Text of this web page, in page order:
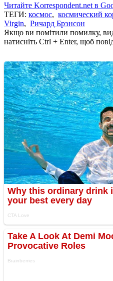
Читайте Korrespondent.net в
ТЕГИ: космос, космический
Virgin, Ричард Брэнсон
Якщо ви помітили помилку,
натисніть Ctrl + Enter, щоб